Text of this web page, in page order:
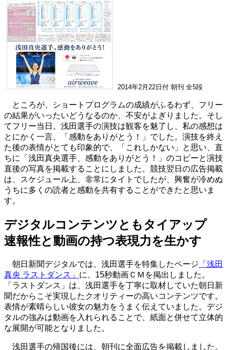
2014年2月22日付 朝刊 全5段
ところが、ショートプログラムの成績がふるわず、フリー
の結果がいったいどうなるのか、不安がよぎりました。そし
てフリー当日。浅田選手の演技は観客を魅了し、私の感想は
とにかく一言、「感動をありがとう！」でした。演技を終え
た後の表情がとても印象的で、「これしかない」と思い、直
ちに「浅田真央選手、感動をありがとう！」のコピーと演技
直後の写真を掲載することにしました。競技翌日の広告掲載
は、スケジュール上、非常にタイトでしたが、興奮が冷めぬ
うちに多くの読者と感動を共有することができたと思いま
す。
デジタルコンテンツともタイアップ
速報性と動画の持つ表現力を生かす
朝日新聞デジタルでは、浅田選手を特集したページ 「浅田
真央 ラストダンス」 に、15秒動画ＣＭを掲出しました。
「ラストダンス」は、浅田選手を丁寧に取材していた朝日新
聞だからこそ実現したクオリティーの高いコンテンツです。
表情が素晴らしい彼女の魅力をうまく伝えていました。デジ
タルの強みは動画を入れられることで、紙面と併せて立体的
な展開が可能となりました。
浅田選手の帰国後には、朝刊に全面広告を掲載しました。